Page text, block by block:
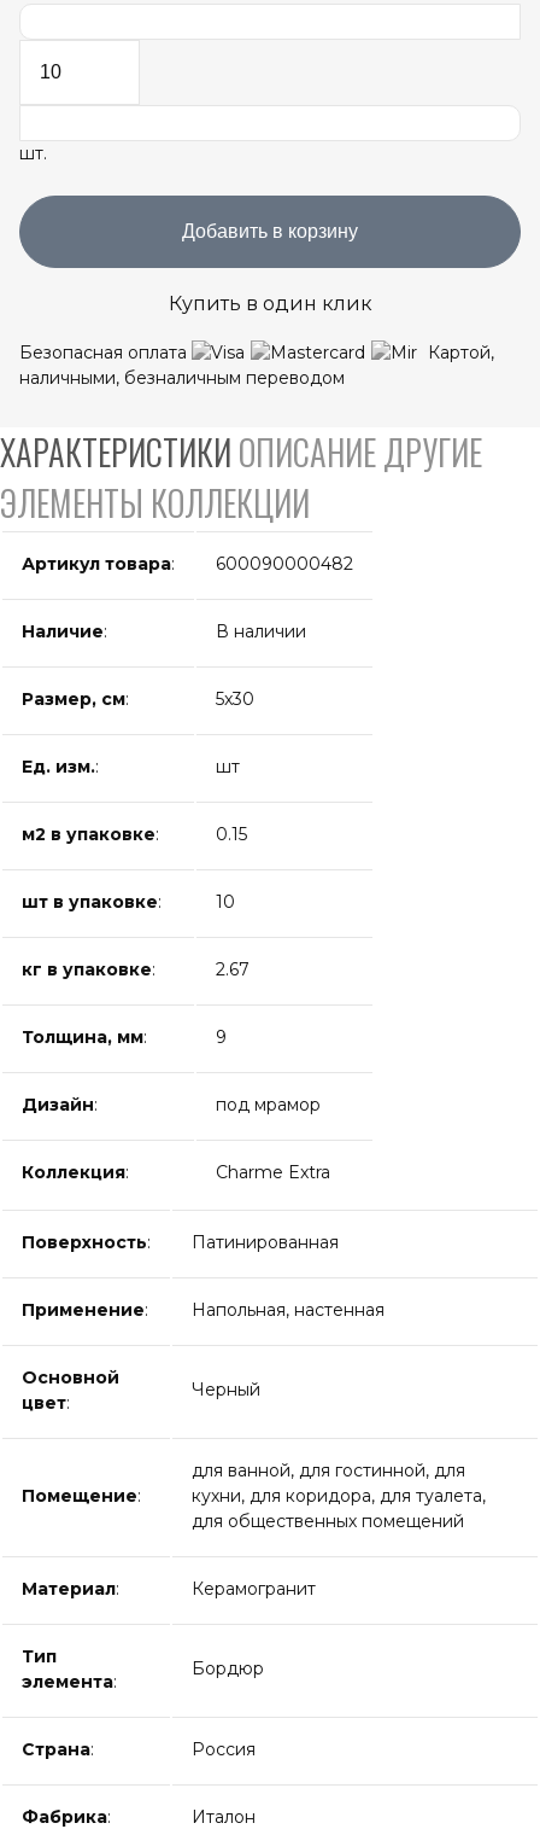
шт.
Добавить в корзину
Купить в один клик
Безопасная оплата
Картой,
наличными, безналичным переводом
ХАРАКТЕРИСТИКИОПИСАНИЕДРУГИЕ
ЭЛЕМЕНТЫ КОЛЛЕКЦИИ
Артикул товара: 600090000482
Наличие: В наличии
Размер, см: 5x30
Ед. изм.: шт
м2 в упаковке: 0.15
шт в упаковке: 10
кг в упаковке: 2.67
Толщина, мм: 9
Дизайн: под мрамор
Коллекция: Charme Extra
Поверхность: Патинированная
Применение: Напольная, настенная
Основной
цвет:
Черный
Помещение:
для ванной, для гостинной, для
кухни, для коридора, для туалета,
для общественных помещений
Материал: Керамогранит
Тип
элемента:
Бордюр
Страна: Россия
Фабрика: Италон